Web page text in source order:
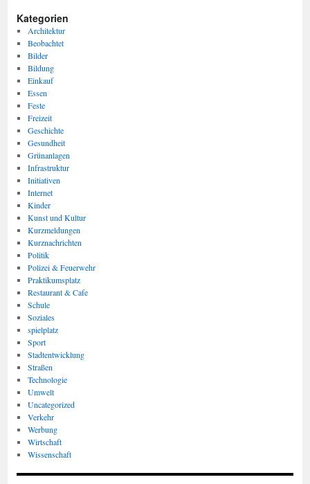
Kategorien
Architektur
Beobachtet
Bilder
Bildung
Einkauf
Essen
Feste
Freizeit
Geschichte
Gesundheit
Grünanlagen
Infrastruktur
Initiativen
Internet
Kinder
Kunst und Kultur
Kurzmeldungen
Kurznachrichten
Politik
Polizei & Feuerwehr
Praktikumsplatz
Restaurant & Cafe
Schule
Soziales
spielplatz
Sport
Stadtentwicklung
Straßen
Technologie
Umwelt
Uncategorized
Verkehr
Werbung
Wirtschaft
Wissenschaft